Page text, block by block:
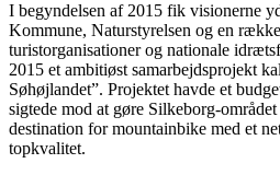
I begyndelsen af 2015 fik visionerne
Kommune, Naturstyrelsen og en
turistorganisationer og nationale
2015 et ambitiøst samarbejdsprojekt
Søhøjlandet”. Projektet havde et
sigtede mod at gøre Silkeborg-
destination for mountainbike med et
topkvalitet.